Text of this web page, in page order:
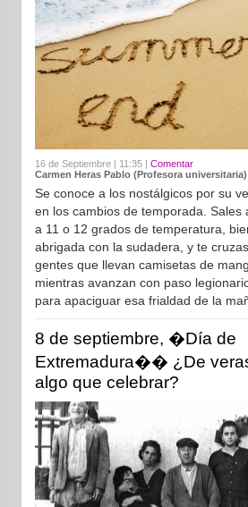
16 de Septiembre | 11:35 | Comentar
Carmen Heras Pablo (Profesora universitaria)
Se conoce a los nostálgicos por su
en los cambios de temporada. Sales
a 11 o 12 grados de temperatura,
abrigada con la sudadera, y te
gentes que llevan camisetas de
mientras avanzan con paso
para apaciguar esa frialdad de la
8 de septiembre, �Día de
Extremadura�� ¿De
algo que celebrar?